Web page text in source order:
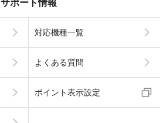
サポート情報
対応機種一覧
よくある質問
ポイント表示設定